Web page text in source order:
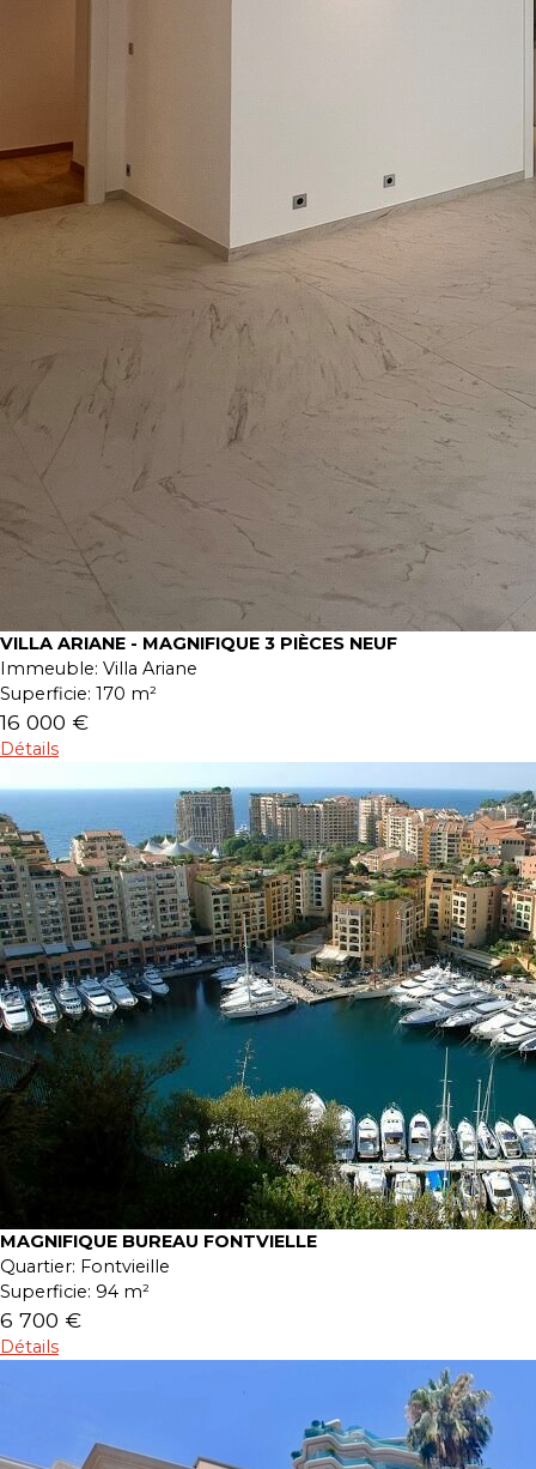
VILLA ARIANE - MAGNIFIQUE 3 PIÈCES NEUF
Immeuble: Villa Ariane
Superficie: 170 m²
16 000 €
Détails
MAGNIFIQUE BUREAU FONTVIELLE
Quartier: Fontvieille
Superficie: 94 m²
6 700 €
Détails